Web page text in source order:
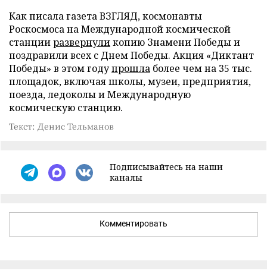
Как писала газета ВЗГЛЯД, космонавты
Роскосмоса на Международной космической
станцииразвернуликопию Знамени Победы и
поздравили всех с Днем Победы. Акция «Диктант
Победы» в этом годупрошла более чем на 35 тыс.
площадок, включая школы, музеи, предприятия,
поезда, ледоколы и Международную
космическую станцию.
Текст: Денис Тельманов
Подписывайтесь на наши
каналы
Комментировать